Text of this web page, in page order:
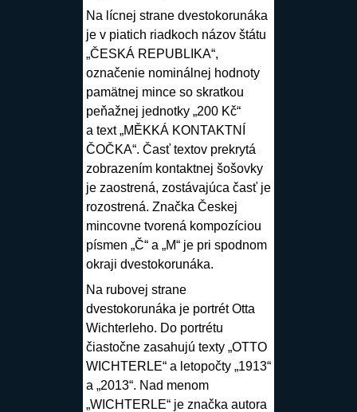
Na lícnej strane dvestokorunáka
je v piatich riadkoch názov štátu
„ČESKÁ REPUBLIKA“,
označenie nominálnej hodnoty
pamätnej mince so skratkou
peňažnej jednotky „200 Kč“
a text „MĚKKÁ KONTAKTNÍ
ČOČKA“. Časť textov prekrytá
zobrazením kontaktnej šošovky
je zaostrená, zostávajúca časť je
rozostrená. Značka Českej
mincovne tvorená kompozíciou
písmen „Č“ a „M“ je pri spodnom
okraji dvestokorunáka.
Na rubovej strane
dvestokorunáka je portrét Otta
Wichterleho. Do portrétu
čiastočne zasahujú texty „OTTO
WICHTERLE“ a letopočty „1913“
a „2013“. Nad menom
„WICHTERLE“ je značka autora